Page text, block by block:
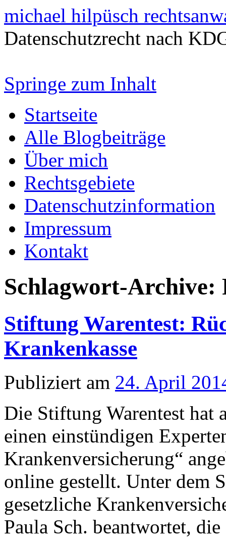
michael hilpüsch
Datenschutzrecht nach
Springe zum Inhalt
Startseite
Alle Blogbeiträge
Über mich
Rechtsgebiete
Datenschutzinformation
Impressum
Kontakt
Schlagwort-Archive:
Stiftung Warentest:
Krankenkasse
Publiziert am 24. April
Die Stiftung Warentest hat
einen einstündigen
Krankenversicherung“
online gestellt. Unter dem
gesetzliche
Paula Sch. beantwortet,